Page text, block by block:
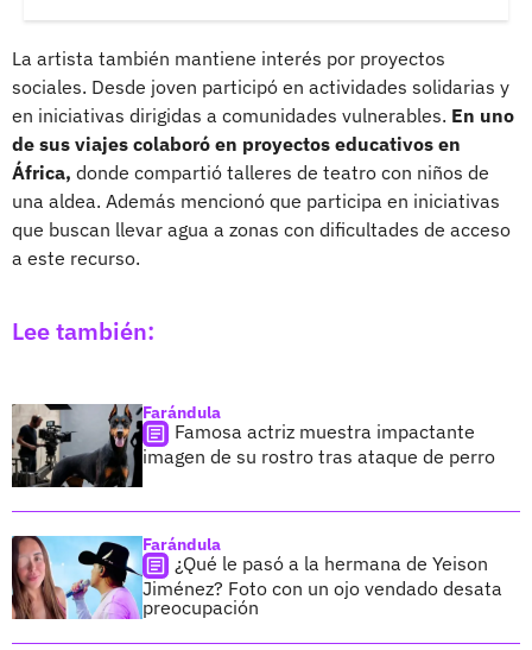
La artista también mantiene interés por proyectos
sociales. Desde joven participó en actividades solidarias y
en iniciativas dirigidas a comunidades vulnerables. En uno
de sus viajes colaboró en proyectos educativos en
África, donde compartió talleres de teatro con niños de
una aldea. Además mencionó que participa en iniciativas
que buscan llevar agua a zonas con dificultades de acceso
a este recurso.
Lee también:
Farándula
Famosa actriz muestra impactante
imagen de su rostro tras ataque de perro
Farándula
¿Qué le pasó a la hermana de Yeison
Jiménez? Foto con un ojo vendado desata
preocupación